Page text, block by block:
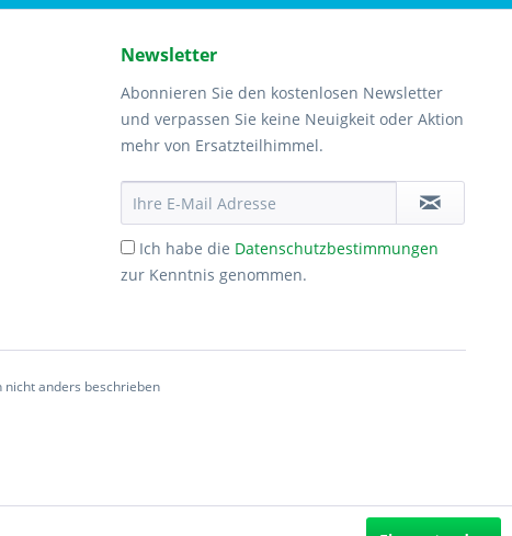
Newsletter
Abonnieren Sie den kostenlosen Newsletter
und verpassen Sie keine Neuigkeit oder Aktion
mehr von Ersatzteilhimmel.
Ich habe die Datenschutzbestimmungen
zur Kenntnis genommen.
anders beschrieben